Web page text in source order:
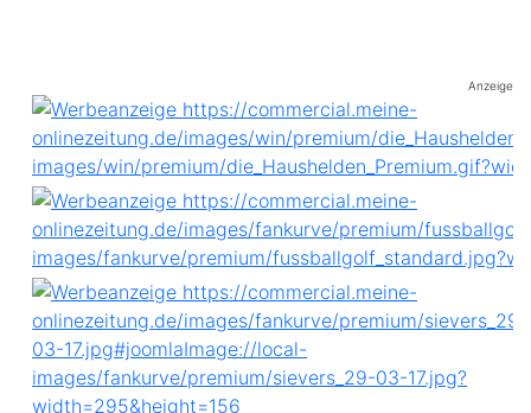
Anzeige